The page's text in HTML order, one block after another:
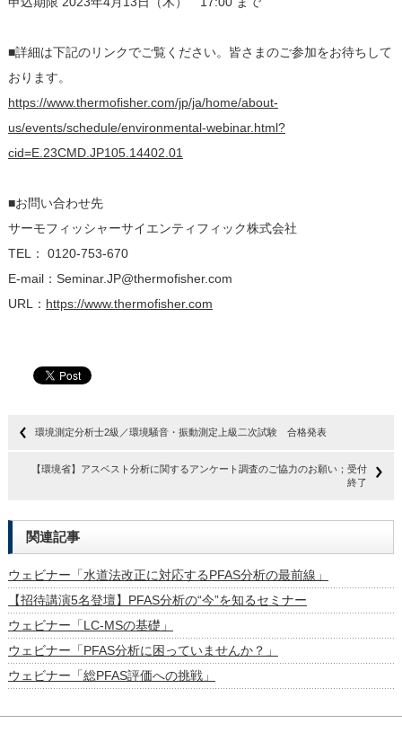
■詳細は下記のリンクでご覧ください。皆さまのご参加をお待ちして
おります。
https://www.thermofisher.com/jp/ja/home/about-
us/events/schedule/environmental-webinar.html?
cid=E.23CMD.JP105.14402.01
■お問い合わせ先
サーモフィッシャーサイエンティフィック株式会社
TEL： 0120-753-670
E-mail：Seminar.JP@thermofisher.com
URL： https://www.thermofisher.com
環境測定分析士2級／環境騒音・振動測定上級二次試験 合格発表
【環境省】アスベスト分析に関するアンケート調査のご協力のお願い；受付
終了
関連記事
ウェビナー「水道法改正に対応するPFAS分析の最前線」
【招待講演5名登壇】PFAS分析の“今”を知るセミナー
ウェビナー「LC-MSの基礎」
ウェビナー「PFAS分析に困っていませんか？」
ウェビナー「総PFAS評価への挑戦」